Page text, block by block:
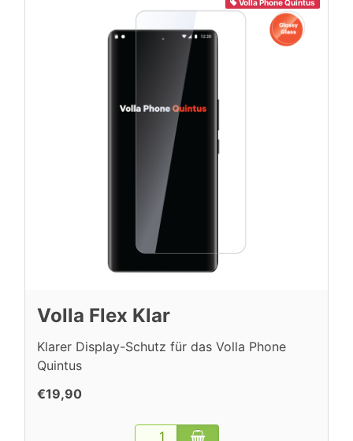
Volla Phone Quintus
Volla Flex Klar
Klarer Display-Schutz für das Volla Phone
Quintus
€19,90